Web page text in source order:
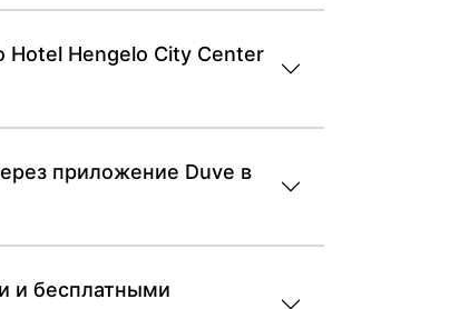
Hotel Hengelo City Center
приложение Duve в
и бесплатными